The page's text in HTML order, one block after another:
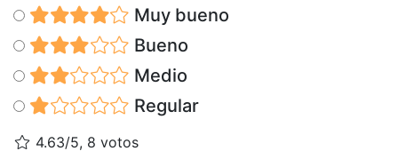
Muy bueno
Bueno
Medio
Regular
4.63/5, 8 votos